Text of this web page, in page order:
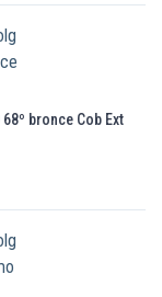
bronce Cob Ext